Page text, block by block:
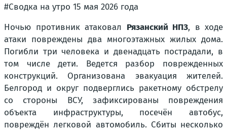
#Сводка на утро 15 мая 2026 года
Ночью противник атаковал Рязанский НПЗ, в ходе
атаки повреждены два многоэтажных жилых дома.
Погибли три человека и двенадцать пострадали, в
том числе дети. Ведется разбор поврежденных
конструкций. Организована эвакуация жителей.
Белгород и округ подверглись ракетному обстрелу
со стороны ВСУ, зафиксированы повреждения
объекта инфраструктуры, посечён автобус,
повреждён легковой автомобиль. Сбиты несколько